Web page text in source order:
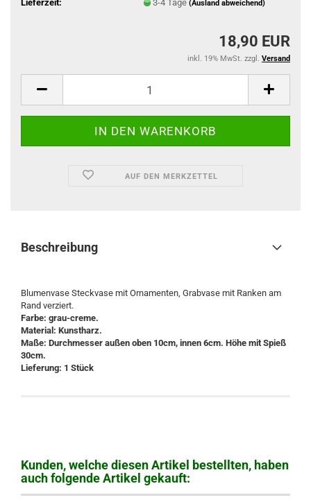
Lieferzeit:
3-4 Tage (Ausland abweichend)
18,90 EUR
inkl. 19% MwSt. zzgl. Versand
AUF DEN MERKZETTEL
Beschreibung
Blumenvase Steckvase mit Ornamenten, Grabvase mit Ranken am
Rand verziert.
Farbe: grau-creme.
Material: Kunstharz.
Maße: Durchmesser außen oben 10cm, innen 6cm. Höhe mit Spieß
30cm.
Lieferung: 1 Stück
Kunden, welche diesen Artikel bestellten, haben
auch folgende Artikel gekauft: